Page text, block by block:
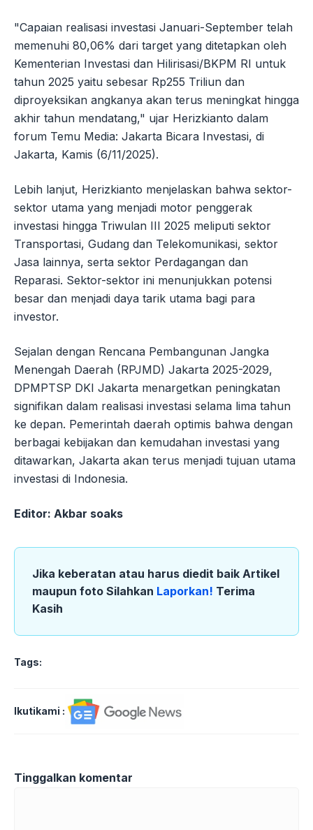
"Capaian realisasi investasi Januari-September telah
memenuhi 80,06% dari target yang ditetapkan oleh
Kementerian Investasi dan Hilirisasi/BKPM RI untuk
tahun 2025 yaitu sebesar Rp255 Triliun dan
diproyeksikan angkanya akan terus meningkat hingga
akhir tahun mendatang," ujar Herizkianto dalam
forum Temu Media: Jakarta Bicara Investasi, di
Jakarta, Kamis (6/11/2025).
Lebih lanjut, Herizkianto menjelaskan bahwa sektor-
sektor utama yang menjadi motor penggerak
investasi hingga Triwulan III 2025 meliputi sektor
Transportasi, Gudang dan Telekomunikasi, sektor
Jasa lainnya, serta sektor Perdagangan dan
Reparasi. Sektor-sektor ini menunjukkan potensi
besar dan menjadi daya tarik utama bagi para
investor.
Sejalan dengan Rencana Pembangunan Jangka
Menengah Daerah (RPJMD) Jakarta 2025-2029,
DPMPTSP DKI Jakarta menargetkan peningkatan
signifikan dalam realisasi investasi selama lima tahun
ke depan. Pemerintah daerah optimis bahwa dengan
berbagai kebijakan dan kemudahan investasi yang
ditawarkan, Jakarta akan terus menjadi tujuan utama
investasi di Indonesia.
Editor: Akbar soaks
Jika keberatan atau harus diedit baik Artikel
maupun foto Silahkan Laporkan! Terima
Kasih
Tags:
Ikutikami :
Tinggalkan komentar